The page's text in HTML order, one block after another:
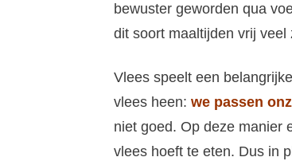
bewuster geworden qua
dit soort maaltijden vrij veel
Vlees speelt een
vlees heen: we passen
niet goed. Op deze manier
vlees hoeft te eten. Dus in